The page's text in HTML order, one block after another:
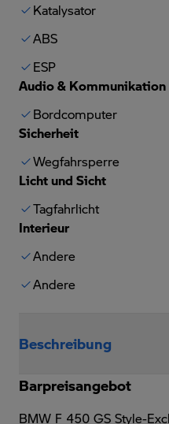
Katalysator
ABS
ESP
Audio & Kommunikation
Bordcomputer
Sicherheit
Wegfahrsperre
Licht und Sicht
Tagfahrlicht
Interieur
Andere
Andere
Beschreibung
Barpreisangebot
BMW F 450 GS Style-